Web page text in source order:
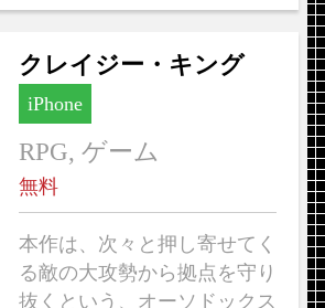
クレイジー・キング
iPhone
RPG, ゲーム
無料
本作は、次々と押し寄せてく
る敵の大攻勢から拠点を守り
抜くという、オーソドックス